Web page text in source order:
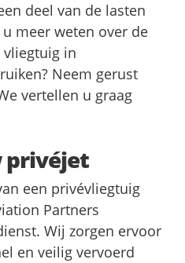
deel van de lasten
meer weten over de
in
Neem gerust
vertellen u graag
privéjet
een privévliegtuig
Partners
Wij zorgen ervoor
en veilig vervoerd